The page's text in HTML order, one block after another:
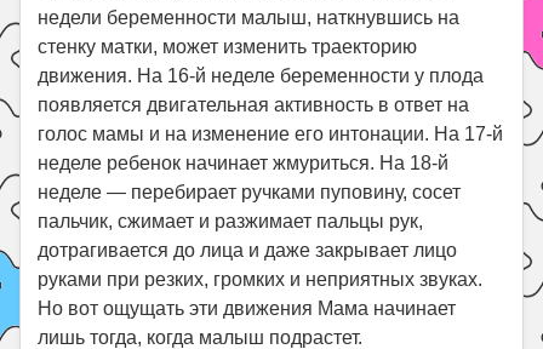
недели беременности малыш, наткнувшись на
стенку матки, может изменить траекторию
движения. На 16-й неделе беременности у плода
появляется двигательная активность в ответ на
голос мамы и на изменение его интонации. На 17-й
неделе ребенок начинает жмуриться. На 18-й
неделе — перебирает ручками пуповину, сосет
пальчик, сжимает и разжимает пальцы рук,
дотрагивается до лица и даже закрывает лицо
руками при резких, громких и неприятных звуках.
Но вот ощущать эти движения Мама начинает
лишь тогда, когда малыш подрастет.